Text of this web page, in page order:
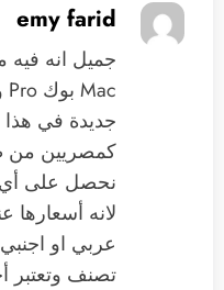
emy farid
جديدة في هذا
كمصريين من
نحصل على ‏أي
‏لانه أسعارها
عربي او
‏تصنف وتعتبر